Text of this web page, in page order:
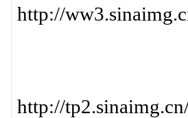
http://
http://